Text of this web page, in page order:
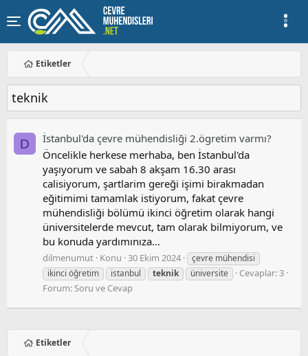
Etiketler
teknik
D
İstanbul'da çevre mühendisliği 2.ögretim varmı?
Öncelikle herkese merhaba, ben İstanbul'da
yaşıyorum ve sabah 8 akşam 16.30 arası
calisiyorum, şartlarim gereği işimi birakmadan
eğitimimi tamamlak istiyorum, fakat çevre
mühendisliği bölümü ikinci öğretim olarak hangi
üniversitelerde mevcut, tam olarak bilmiyorum, ve
bu konuda yardımınıza...
dilmenumut Konu 30 Ekim 2024
çevre mühendisi
ikinci öğretim
istanbul teknik üniversite
Cevaplar: 3
Forum:Soru ve Cevap
Etiketler